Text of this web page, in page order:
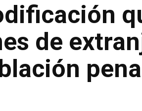
de